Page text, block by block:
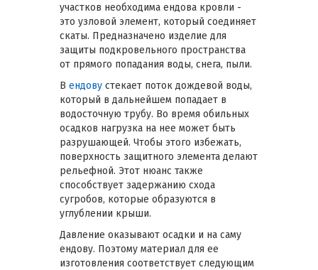
участков необходима ендова кровли -
это узловой элемент, который соединяет
скаты. Предназначено изделие для
защиты подкровельного пространства
от прямого попадания воды, снега, пыли.
В ендову стекает поток дождевой воды,
который в дальнейшем попадает в
водосточную трубу. Во время обильных
осадков нагрузка на нее может быть
разрушающей. Чтобы этого избежать,
поверхность защитного элемента делают
рельефной. Этот нюанс также
способствует задержанию схода
сугробов, которые образуются в
углублении крыши.
Давление оказывают осадки и на саму
ендову. Поэтому материал для ее
изготовления соответствует следующим